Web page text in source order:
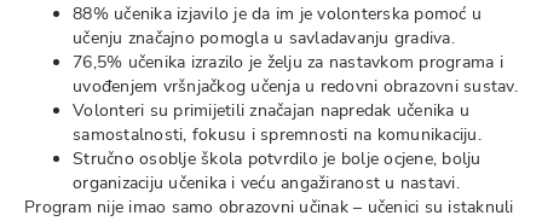
88% učenika izjavilo je da im je volonterska pomoć u
učenju značajno pomogla u savladavanju gradiva.
76,5% učenika izrazilo je želju za nastavkom programa i
uvođenjem vršnjačkog učenja u redovni obrazovni sustav.
Volonteri su primijetili značajan napredak učenika u
samostalnosti, fokusu i spremnosti na komunikaciju.
Stručno osoblje škola potvrdilo je bolje ocjene, bolju
organizaciju učenika i veću angažiranost u nastavi.
Program nije imao samo obrazovni učinak – učenici su istaknuli